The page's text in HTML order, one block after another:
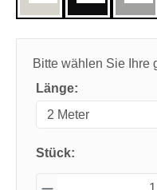
Bitte wählen Sie Ihre
Länge:
Stück: